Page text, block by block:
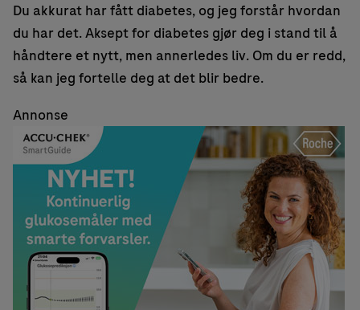
Du akkurat har fått diabetes, og jeg forstår hvordan
du har det. Aksept for diabetes gjør deg i stand til å
håndtere et nytt, men annerledes liv. Om du er redd,
så kan jeg fortelle deg at det blir bedre.
Annonse